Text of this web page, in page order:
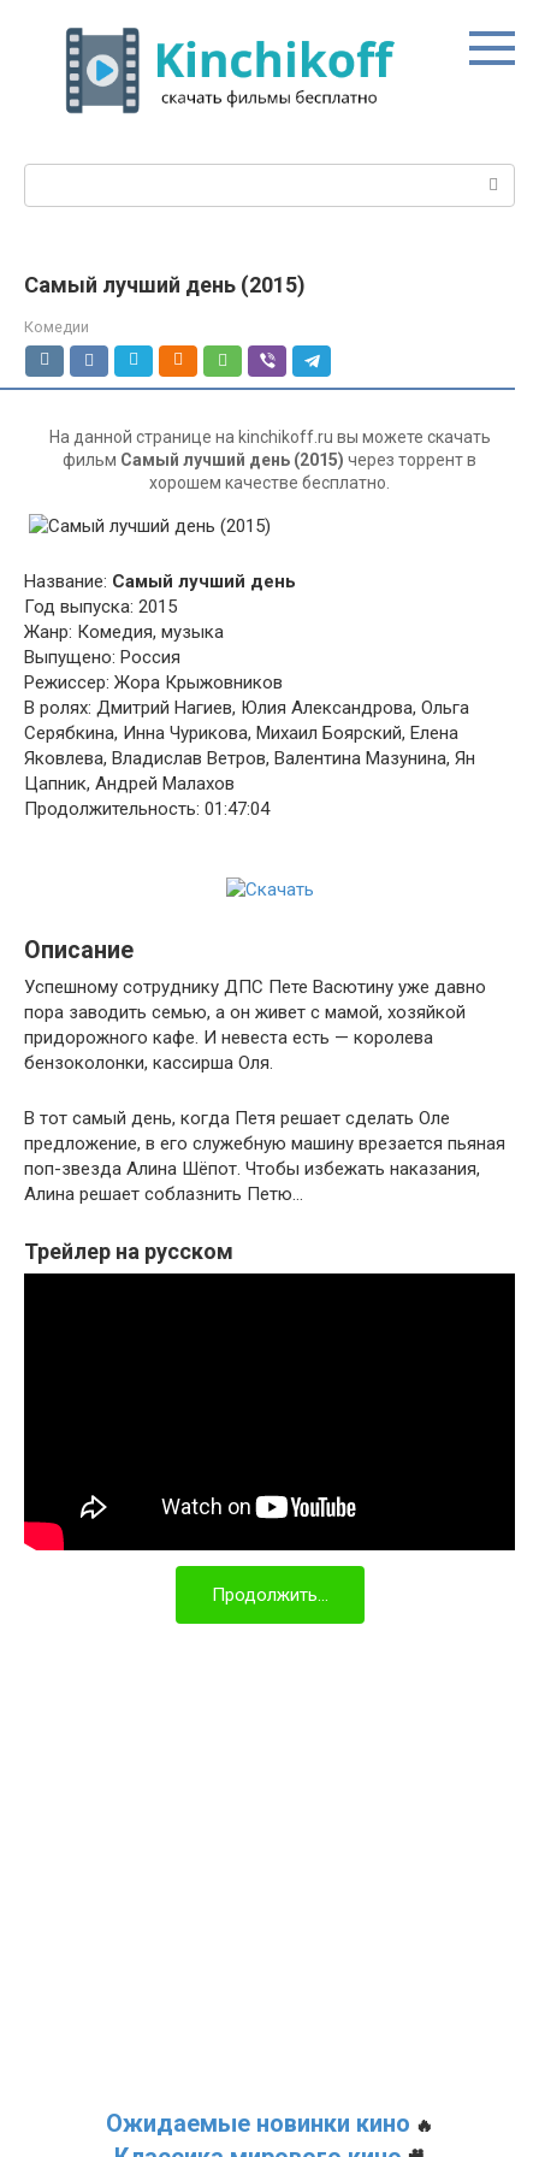
контенту
Самый лучший день (2015)
Комедии
На данной странице на kinchikoff.ru вы можете скачать
фильм Самый лучший день (2015) через торрент в
хорошем качестве бесплатно.
Название: Самый лучший день
Год выпуска: 2015
Жанр: Комедия, музыка
Выпущено: Россия
Режиссер: Жора Крыжовников
В ролях: Дмитрий Нагиев, Юлия Александрова, Ольга
Серябкина, Инна Чурикова, Михаил Боярский, Елена
Яковлева, Владислав Ветров, Валентина Мазунина, Ян
Цапник, Андрей Малахов
Продолжительность: 01:47:04
Описание
Успешному сотруднику ДПС Пете Васютину уже давно
пора заводить семью, а он живет с мамой, хозяйкой
придорожного кафе. И невеста есть — королева
бензоколонки, кассирша Оля.
В тот самый день, когда Петя решает сделать Оле
предложение, в его служебную машину врезается пьяная
поп-звезда Алина Шёпот. Чтобы избежать наказания,
Алина решает соблазнить Петю…
Трейлер на русском
Продолжить...
Ожидаемые новинки кино 🔥